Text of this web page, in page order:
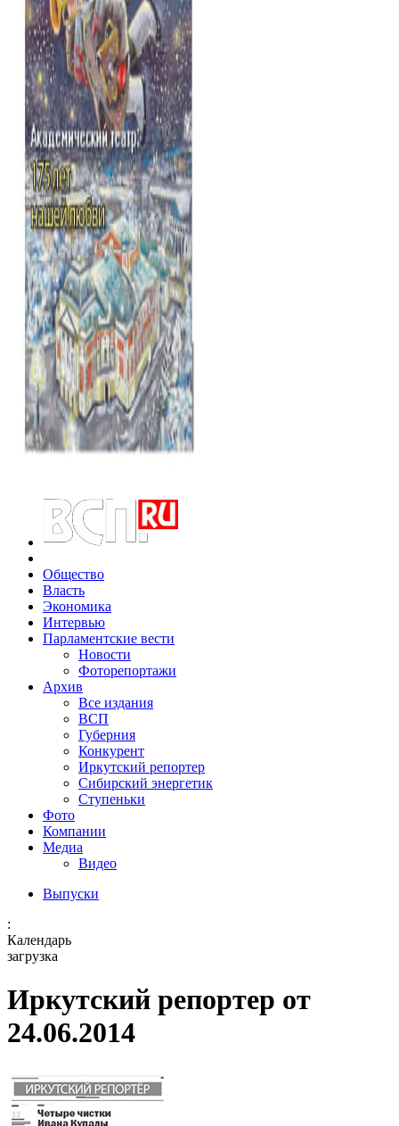
Общество
Власть
Экономика
Интервью
Парламентские вести
Новости
Фоторепортажи
Архив
Все издания
ВСП
Губерния
Конкурент
Иркутский репортер
Сибирский энергетик
Ступеньки
Фото
Компании
Медиа
Видео
Выпуски
:
Календарь
загрузка
Иркутский репортер от
24.06.2014